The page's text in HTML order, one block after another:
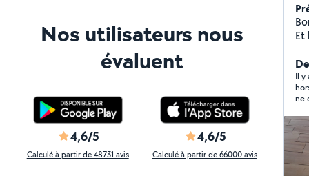
Nos utilisateurs nous
évaluent
4,6/5
Calculé à partir de 48731 avis
4,6/5
Calculé à partir de 66000 avis
Et
Il y
ne